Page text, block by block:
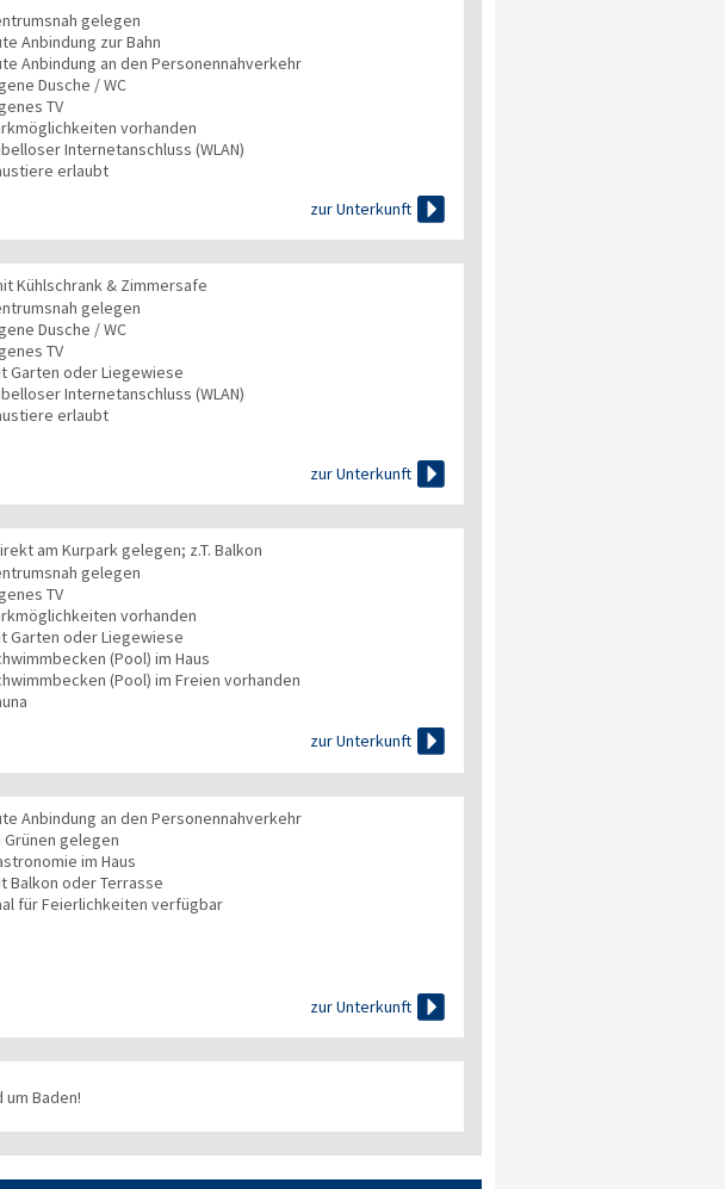
gelegen
Anbindung zur Bahn
Anbindung an den Personennahverkehr
Dusche / WC
TV
vorhanden
Internetanschluss (WLAN)
erlaubt
zur Unterkunft 
Kühlschrank & Zimmersafe
gelegen
Dusche / WC
TV
Garten oder Liegewiese
Internetanschluss (WLAN)
erlaubt
zur Unterkunft 
am Kurpark gelegen; z.T. Balkon
gelegen
TV
vorhanden
Garten oder Liegewiese
(Pool) im Haus
(Pool) im Freien vorhanden
zur Unterkunft 
Anbindung an den Personennahverkehr
Grünen gelegen
im Haus
Balkon oder Terrasse
für Feierlichkeiten verfügbar
zur Unterkunft 
um Baden!